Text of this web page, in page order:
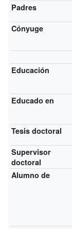
Padres
Cónyuge
Educación
Educado en
Tesis doctoral
Supervisor
doctoral
Alumno de